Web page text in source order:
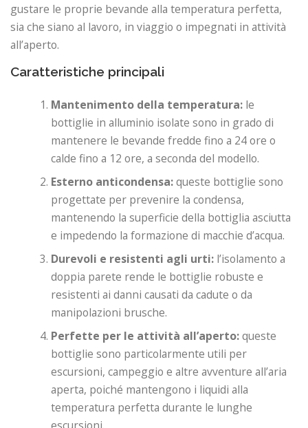
gustare le proprie bevande alla temperatura perfetta,
sia che siano al lavoro, in viaggio o impegnati in attività
all’aperto.
Caratteristiche principali
Mantenimento della temperatura: le
bottiglie in alluminio isolate sono in grado di
mantenere le bevande fredde fino a 24 ore o
calde fino a 12 ore, a seconda del modello.
Esterno anticondensa:queste bottiglie sono
progettate per prevenire la condensa,
mantenendo la superficie della bottiglia asciutta
e impedendo la formazione di macchie d’acqua.
Durevoli e resistenti agli urti: l’isolamento a
doppia parete rende le bottiglie robuste e
resistenti ai danni causati da cadute o da
manipolazioni brusche.
Perfette per le attività all’aperto:queste
bottiglie sono particolarmente utili per
escursioni, campeggio e altre avventure all’aria
aperta, poiché mantengono i liquidi alla
temperatura perfetta durante le lunghe